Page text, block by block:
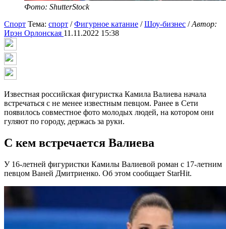
Фото: ShutterStock
Спорт Тема: спорт /Фигурное катание /Шоу-бизнес /Автор:
Ирэн Орлонская 11.11.2022 15:38
Известная российская фигуристка Камила Валиева начала
встречаться с не менее известным певцом. Ранее в Сети
появилось совместное фото молодых людей, на котором они
гуляют по городу, держась за руки.
С кем встречается Валиева
У 16-летней фигуристки Камилы Валиевой роман с 17-летним
певцом Ваней Дмитриенко. Об этом сообщает StarHit.